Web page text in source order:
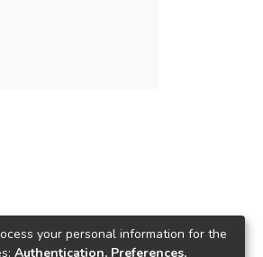
your personal information for the
Authentication, Preferences,